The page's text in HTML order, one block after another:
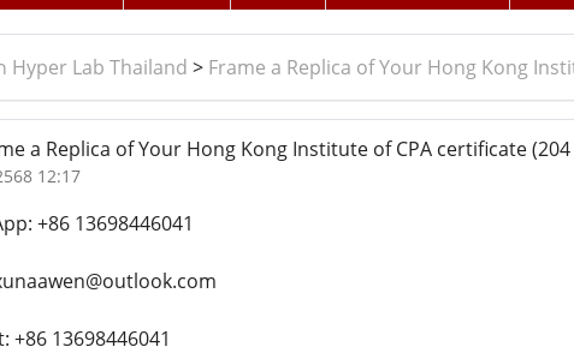
Lab Thailand > Frame a Replica of Your Hong Kong
a Replica of Your Hong Kong Institute of CPA certificate
12:17
+86 13698446041
+86 13698446041